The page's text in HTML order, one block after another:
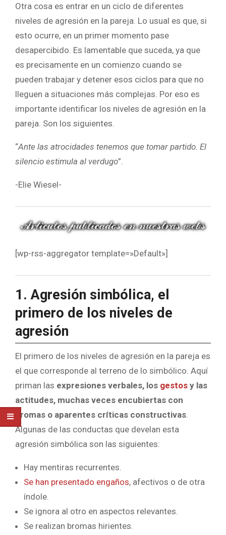
Otra cosa es entrar en un ciclo de diferentes
niveles de agresión en la pareja. Lo usual es que, si
esto ocurre, en un primer momento pase
desapercibido. Es lamentable que suceda, ya que
es precisamente en un comienzo cuando se
pueden trabajar y detener esos ciclos para que no
lleguen a situaciones más complejas. Por eso es
importante identificar los niveles de agresión en la
pareja. Son los siguientes.
“Ante las atrocidades tenemos que tomar partido. El
silencio estimula al verdugo”.
-Elie Wiesel-
[wp-rss-aggregator template=»Default»]
1. Agresión simbólica, el
primero de los niveles de
agresión
El primero de los niveles de agresión en la pareja es
el que corresponde al terreno de lo simbólico. Aquí
priman las expresiones verbales, los gestos y las
actitudes, muchas veces encubiertas con
bromas o aparentes críticas constructivas.
Algunas de las conductas que develan esta
agresión simbólica son las siguientes:
Hay mentiras recurrentes.
Se han presentado engaños, afectivos o de otra
índole.
Se ignora al otro en aspectos relevantes.
Se realizan bromas hirientes.